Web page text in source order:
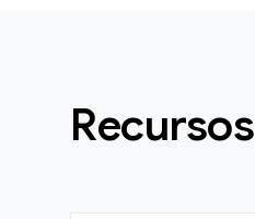
Recursos